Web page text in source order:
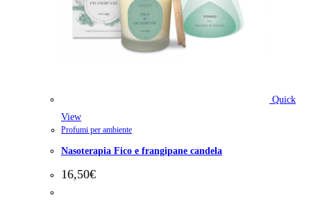
Quick
View
Profumi per ambiente
Nasoterapia Fico e frangipane candela
16,50€